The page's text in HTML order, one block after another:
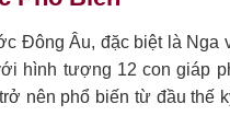
Đông Âu, đặc biệt là Nga
hình tượng 12 con giáp
trở nên phổ biến từ đầu thế